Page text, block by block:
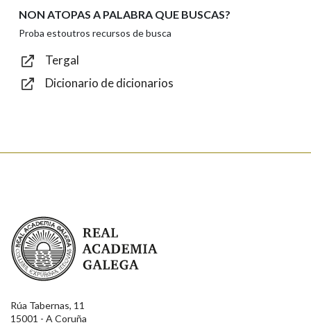
Texto de verificación
NON ATOPAS A PALABRA QUE BUSCAS?
Proba estoutros recursos de busca
Tergal
Dicionario de dicionarios
Real Academia Galega
Rúa Tabernas, 11
15001 - A Coruña